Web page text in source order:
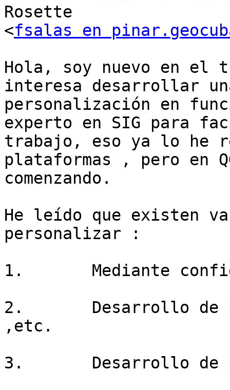
Rosette
<fsalas en
Hola, soy nuevo en el
interesa desarrollar
personalización en
experto en SIG para
trabajo, eso ya lo he
plataformas , pero en
comenzando.
He leído que existen
personalizar :
1.       Mediante
2.       Desarrollo de
,etc.
3.       Desarrollo de